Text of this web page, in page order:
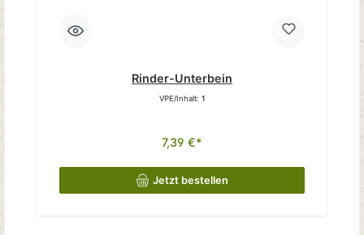
Rinder-Unterbein
VPE/Inhalt: 1
7,39 €*
Jetzt bestellen